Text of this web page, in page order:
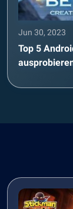
Jun 30, 2023
Top 5